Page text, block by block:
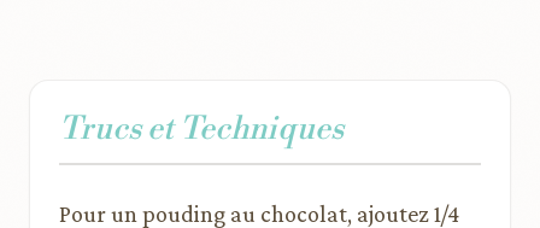
Trucs et Techniques
Pour un pouding au chocolat, ajoutez 1/4